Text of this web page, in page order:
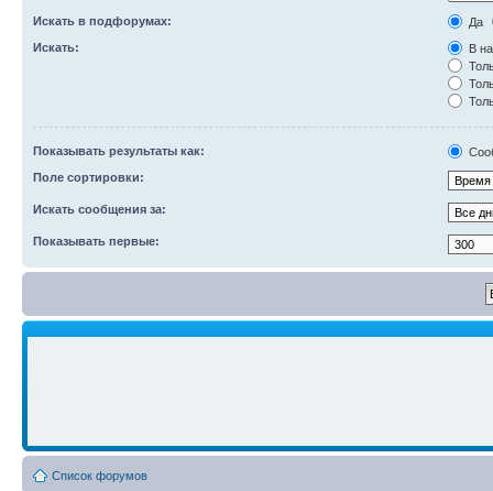
Искать в подфорумах:
Да
Искать:
В
Показывать результаты как:
Поле сортировки:
Искать сообщения за:
Показывать первые:
Список форумов